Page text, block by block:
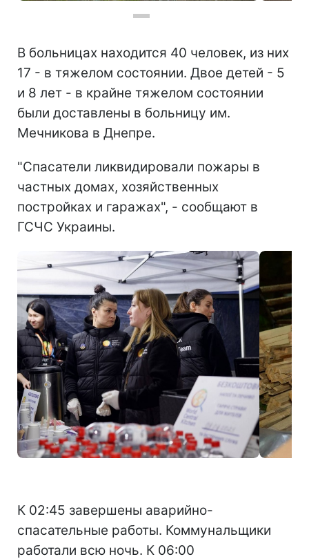
В больницах находится 40 человек, из них
17 - в тяжелом состоянии. Двое детей - 5
и 8 лет - в крайне тяжелом состоянии
были доставлены в больницу им.
Мечникова в Днепре.
"Спасатели ликвидировали пожары в
частных домах, хозяйственных
постройках и гаражах", - сообщают в
ГСЧС Украины.
К 02:45 завершены аварийно-
спасательные работы. Коммунальщики
работали всю ночь. К 06:00